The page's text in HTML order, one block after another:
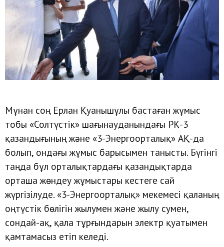
Мұнан соң Ерлан Қуанышұлы бастаған жұмыс
тобы «Солтүстік» шағынауданындағы РК-3
қазандығының және «3-Энергоорталық» АҚ-да
болып, ондағы жұмыс барысымен танысты. Бүгінгі
таңда бұл орталықтардағы қазандықтарда
орташа жөндеу жұмыстары кестеге сай
жүргізілуде. «3-Энергоорталық» мекемесі қаланың
оңтүстік бөлігін жылумен және жылу сумен,
сондай-ақ, қала тұрғындарын электр қуатымен
қамтамасыз етіп келеді.